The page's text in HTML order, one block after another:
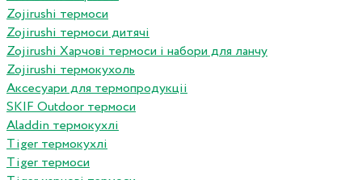
Zojirushi термоси
Zojirushi термоси дитячі
Zojirushi Харчові термоси і набори для ланчу
Zojirushi термокухоль
Аксесуари для термопродукціі
SKIF Outdoor термоси
Aladdin термокухлі
Tiger термокухлі
Tiger термоси